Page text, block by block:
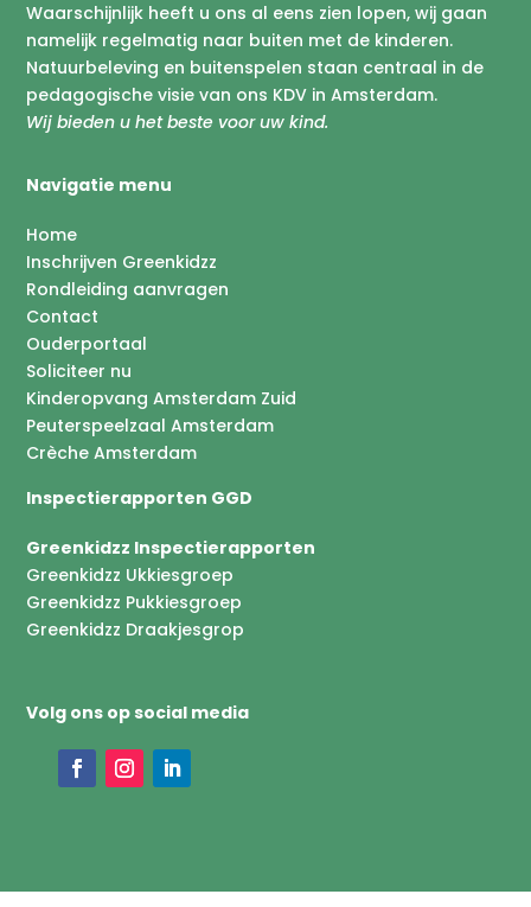
Waarschijnlijk heeft u ons al eens zien lopen, wij gaan
namelijk regelmatig naar buiten met de kinderen.
Natuurbeleving en buitenspelen staan centraal in de
pedagogische visie van ons KDV in Amsterdam.
Wij bieden u het beste voor uw kind.
Navigatie menu
Home
Inschrijven Greenkidzz
Rondleiding aanvragen
Contact
Ouderportaal
Soliciteer nu
Kinderopvang Amsterdam Zuid
Peuterspeelzaal Amsterdam
Crèche Amsterdam
Inspectierapporten GGD
Greenkidzz Inspectierapporten
Greenkidzz Ukkiesgroep
Greenkidzz Pukkiesgroep
Greenkidzz Draakjesgrop
Volg ons op social media